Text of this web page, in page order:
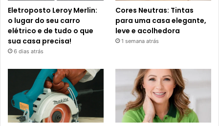
Eletroposto Leroy Merlin:
o lugar do seu carro
elétrico e de tudo o que
sua casa precisa!
6 dias atrás
Cores Neutras: Tintas
para uma casa elegante,
leve e acolhedora
1 semana atrás